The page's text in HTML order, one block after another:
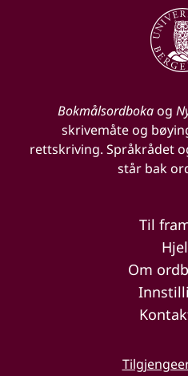
Bokmålsordbokaog
skrivemåte og
rettskriving. Språkrådet
står bak
Til
Om